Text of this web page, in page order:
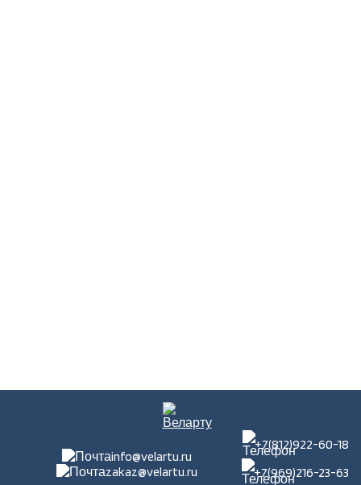
info@velartu.ru
zakaz@velartu.ru
+7(812)922-60-18
+7(969)216-23-63